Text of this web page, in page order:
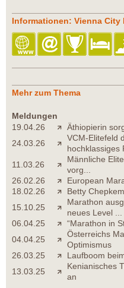
Informationen: Vienna City
Mehr zum Thema
Meldungen
19.04.26
Äthiopierin
24.03.26
VCM-Elitefeld
hochklassiges
11.03.26
Männliche
vorg...
26.02.26
European
18.02.26
Betty
15.10.25
Marathon
neues Level ...
06.04.25
“Marathon in
04.04.25
Österreichs
Optimismus
26.03.25
Laufboom
13.03.25
Kenianisches
an